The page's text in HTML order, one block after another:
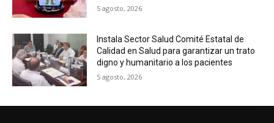
5 agosto, 2026
Instala Sector Salud Comité Estatal de
Calidad en Salud para garantizar un trato
digno y humanitario a los pacientes
5 agosto, 2026